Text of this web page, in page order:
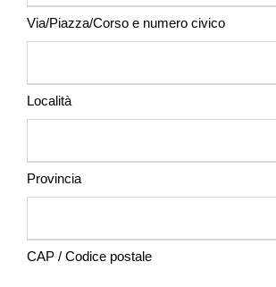
Via/Piazza/Corso e numero civico
Località
Provincia
CAP / Codice postale